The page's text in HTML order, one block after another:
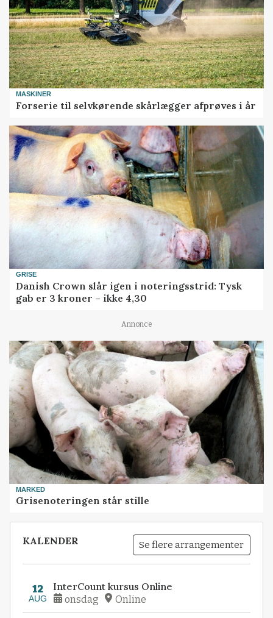
MASKINER
Forserie til selvkørende skårlægger afprøves i år
GRISE
Danish Crown slår igen i noteringsstrid: Tysk
gab er 3 kroner – ikke 4,30
Annonce
MARKED
Grisenoteringen står stille
KALENDER Se flere arrangementer
12
AUG
InterCount kursus Online
onsdag Online